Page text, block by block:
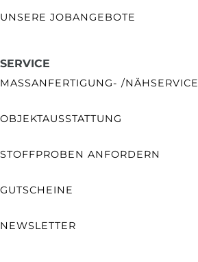
UNSERE JOBANGEBOTE
SERVICE
MASSANFERTIGUNG- /NÄHSERVICE
OBJEKTAUSSTATTUNG
STOFFPROBEN ANFORDERN
GUTSCHEINE
NEWSLETTER